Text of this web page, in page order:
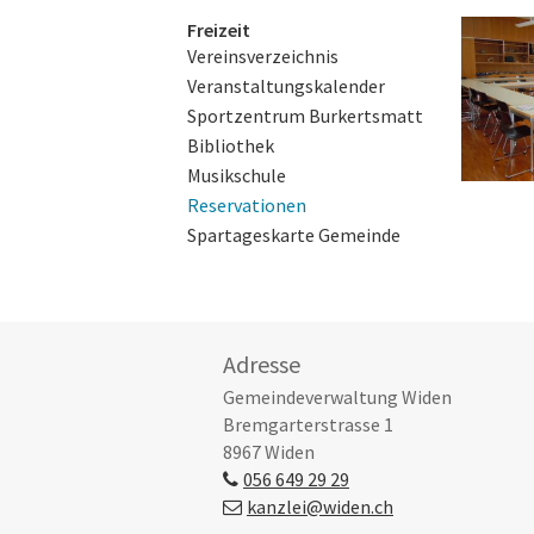
Subnavigation
Freizeit
Vereinsverzeichnis
Veranstaltungskalender
Sportzentrum Burkertsmatt
Bibliothek
Musikschule
Reservationen
Spartageskarte Gemeinde
Adresse
Gemeindeverwaltung Widen
Bremgarterstrasse 1
8967 Widen
056 649 29 29
kanzlei@widen.ch